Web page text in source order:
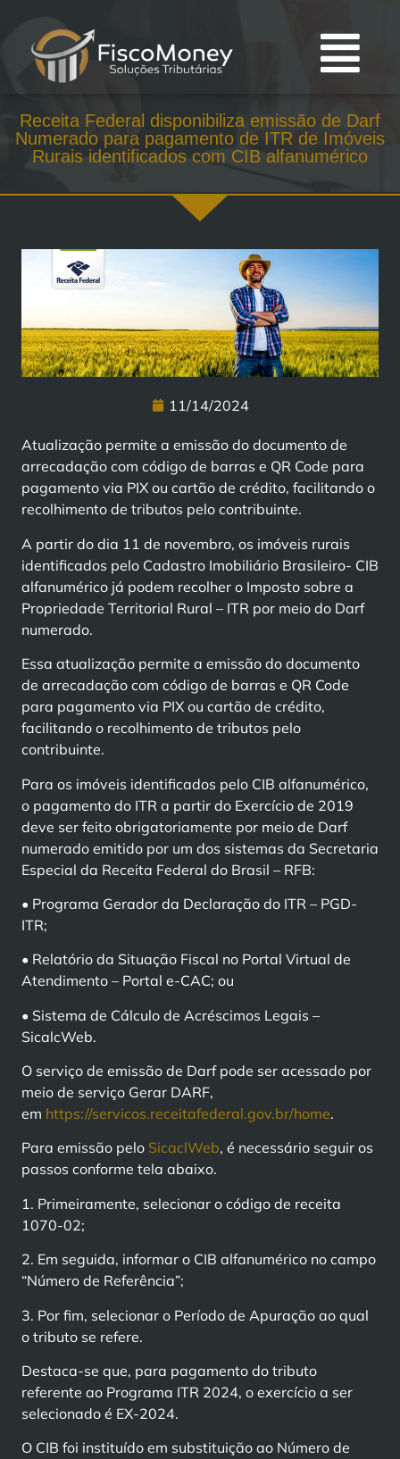
Receita Federal disponibiliza emissão de Darf
Numerado para pagamento de ITR de Imóveis
Rurais identificados com CIB alfanumérico
11/14/2024
Atualização permite a emissão do documento de
arrecadação com código de barras e QR Code para
pagamento via PIX ou cartão de crédito, facilitando o
recolhimento de tributos pelo contribuinte.
A partir do dia 11 de novembro, os imóveis rurais
identificados pelo Cadastro Imobiliário Brasileiro- CIB
alfanumérico já podem recolher o Imposto sobre a
Propriedade Territorial Rural – ITR por meio do Darf
numerado.
Essa atualização permite a emissão do documento
de arrecadação com código de barras e QR Code
para pagamento via PIX ou cartão de crédito,
facilitando o recolhimento de tributos pelo
contribuinte.
Para os imóveis identificados pelo CIB alfanumérico,
o pagamento do ITR a partir do Exercício de 2019
deve ser feito obrigatoriamente por meio de Darf
numerado emitido por um dos sistemas da Secretaria
Especial da Receita Federal do Brasil – RFB:
• Programa Gerador da Declaração do ITR – PGD-
ITR;
• Relatório da Situação Fiscal no Portal Virtual de
Atendimento – Portal e-CAC; ou
• Sistema de Cálculo de Acréscimos Legais –
SicalcWeb.
O serviço de emissão de Darf pode ser acessado por
meio de serviço Gerar DARF,
em https://servicos.receitafederal.gov.br/home.
Para emissão pelo SicaclWeb, é necessário seguir os
passos conforme tela abaixo.
1. Primeiramente, selecionar o código de receita
1070-02;
2. Em seguida, informar o CIB alfanumérico no campo
“Número de Referência”;
3. Por fim, selecionar o Período de Apuração ao qual
o tributo se refere.
Destaca-se que, para pagamento do tributo
referente ao Programa ITR 2024, o exercício a ser
selecionado é EX-2024.
O CIB foi instituído em substituição ao Número de